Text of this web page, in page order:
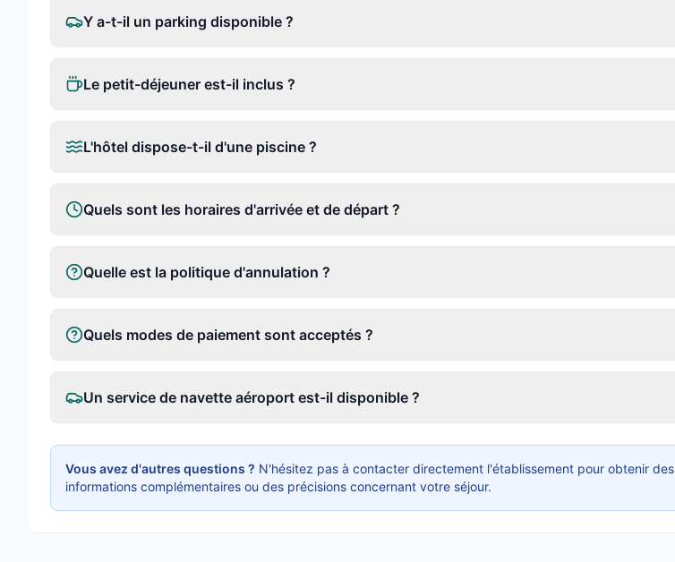
Y a-t-il un parking disponible ?
Le petit-déjeuner est-il inclus ?
L'hôtel dispose-t-il d'une piscine ?
Quels sont les horaires d'arrivée et de départ ?
Quelle est la politique d'annulation ?
Quels modes de paiement sont acceptés ?
Un service de navette aéroport est-il disponible ?
Vous avez d'autres questions ? N'hésitez pas à contacter directement l'établissement pour obtenir des
informations complémentaires ou des précisions concernant votre séjour.